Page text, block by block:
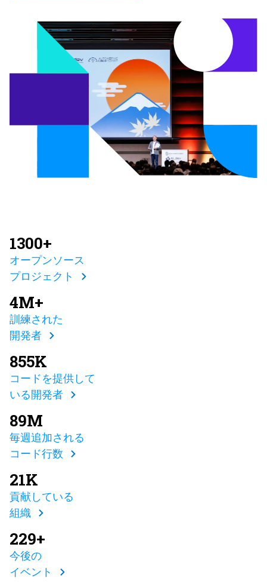
1300+
オープンソース
プロジェクト
4M+
訓練された
開発者
855K
コードを提供して
いる開発者
89M
毎週追加される
コード行数
21K
貢献している
組織
229+
今後の
イベント